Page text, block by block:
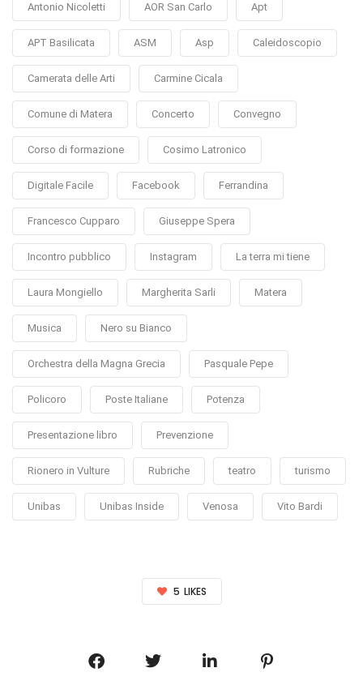
Antonio Nicoletti AOR San Carlo Apt
APT Basilicata ASM Asp Caleidoscopio
Camerata delle Arti Carmine Cicala
Comune di Matera Concerto Convegno
Corso di formazione Cosimo Latronico
Digitale Facile Facebook Ferrandina
Francesco Cupparo Giuseppe Spera
Incontro pubblico Instagram La terra mi tiene
Laura Mongiello Margherita Sarli Matera
Musica Nero su Bianco
Orchestra della Magna Grecia Pasquale Pepe
Policoro Poste Italiane Potenza
Presentazione libro Prevenzione
Rionero in Vulture Rubriche teatro turismo
Unibas Unibas Inside Venosa Vito Bardi
5 LIKES